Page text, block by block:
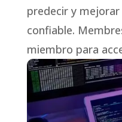
predecir y
confiable.
miembro para